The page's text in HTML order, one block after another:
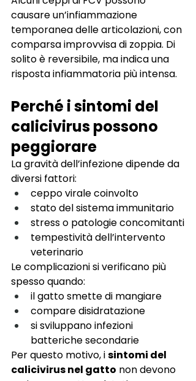
causare un’infiammazione
temporanea delle articolazioni, con
comparsa improvvisa di zoppia. Di
solito è reversibile, ma indica una
risposta infiammatoria più intensa.
Perché i sintomi del
calicivirus possono
peggiorare
La gravità dell’infezione dipende da
diversi fattori:
ceppo virale coinvolto
stato del sistema immunitario
stress o patologie concomitanti
tempestività dell’intervento
veterinario
Le complicazioni si verificano più
spesso quando:
il gatto smette di mangiare
compare disidratazione
si sviluppano infezioni
batteriche secondarie
Per questo motivo, i sintomi del
calicivirus nel gatto non devono